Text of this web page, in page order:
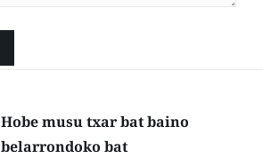
Hobe musu txar bat baino
belarrondoko bat